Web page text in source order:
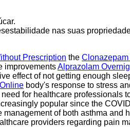
nas suas
Prescription the
improvementsAlprazolam
effect of not getting enough
body's response to stress
for healthcare professionals
popular since the
of both asthma and
providers regarding pain